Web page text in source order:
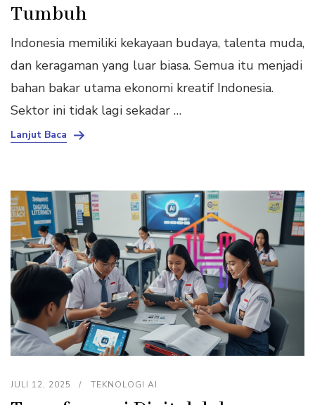
Tumbuh
Indonesia memiliki kekayaan budaya, talenta muda,
dan keragaman yang luar biasa. Semua itu menjadi
bahan bakar utama ekonomi kreatif Indonesia.
Sektor ini tidak lagi sekadar …
Lanjut Baca
JULI 12, 2025 TEKNOLOGI AI